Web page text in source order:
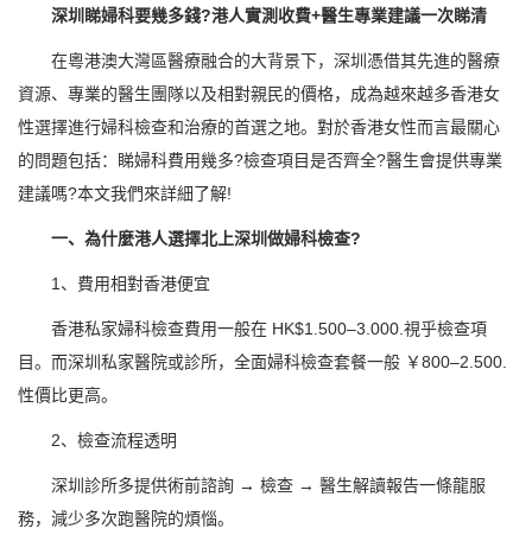
深圳睇婦科要幾多錢?港人實測收費+醫生專業建議一次睇清
在粵港澳大灣區醫療融合的大背景下，深圳憑借其先進的醫療
資源、專業的醫生團隊以及相對親民的價格，成為越來越多香港女
性選擇進行婦科檢查和治療的首選之地。對於香港女性而言最關心
的問題包括：睇婦科費用幾多?檢查項目是否齊全?醫生會提供專業
建議嗎?本文我們來詳細了解!
一、為什麼港人選擇北上深圳做婦科檢查?
1、費用相對香港便宜
香港私家婦科檢查費用一般在 HK$1.500–3.000.視乎檢查項
目。而深圳私家醫院或診所，全面婦科檢查套餐一般 ￥800–2.500.
性價比更高。
2、檢查流程透明
深圳診所多提供術前諮詢 → 檢查 → 醫生解讀報告一條龍服
務，減少多次跑醫院的煩惱。